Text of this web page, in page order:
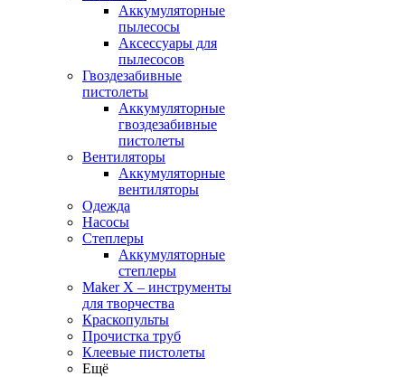
Аккумуляторные
пылесосы
Аксессуары для
пылесосов
Гвоздезабивные
пистолеты
Аккумуляторные
гвоздезабивные
пистолеты
Вентиляторы
Аккумуляторные
вентиляторы
Одежда
Насосы
Степлеры
Аккумуляторные
степлеры
Maker X – инструменты
для творчества
Краскопульты
Прочистка труб
Клеевые пистолеты
Ещё